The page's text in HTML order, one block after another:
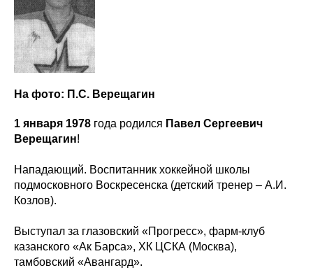
На фото: П.С. Верещагин
1 января 1978 года родился Павел Сергеевич
Верещагин!
Нападающий. Воспитанник хоккейной школы
подмосковного Воскресенска (детский тренер – А.И.
Козлов).
Выступал за глазовский «Прогресс», фарм-клуб
казанского «Ак Барса», ХК ЦСКА (Москва),
тамбовский «Авангард».